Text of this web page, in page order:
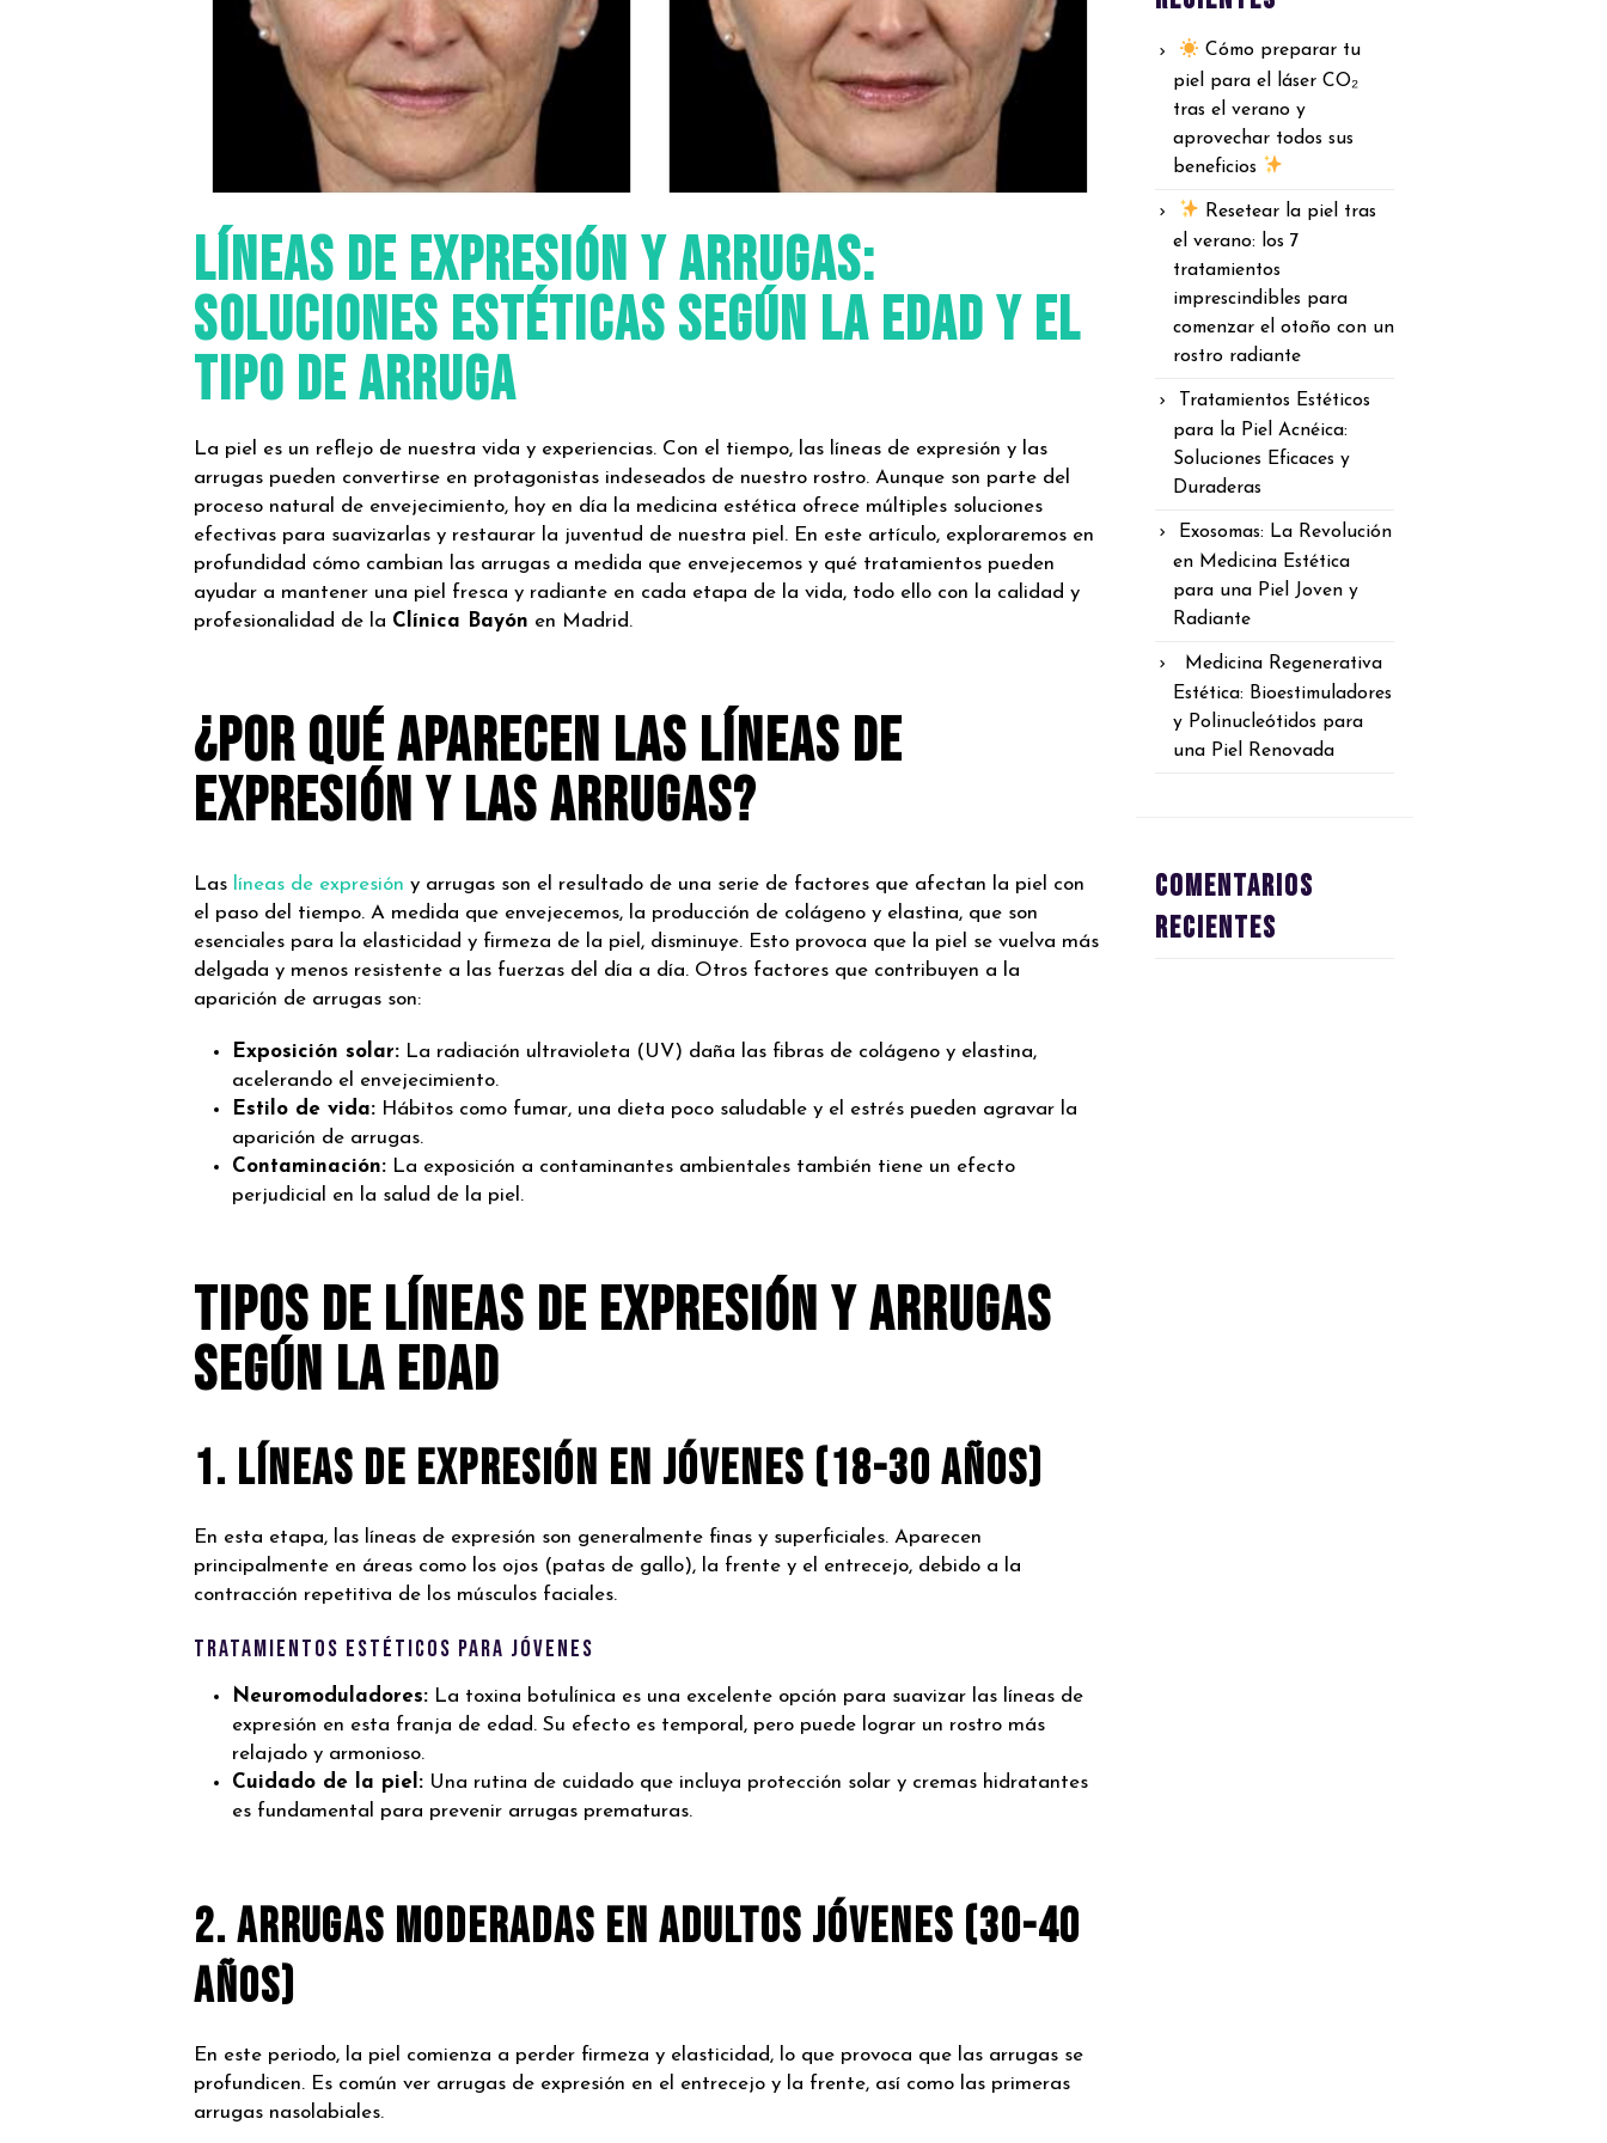
Líneas de expresión y arrugas:
Soluciones estéticas según la edad y el
tipo de arruga
La piel es un reflejo de nuestra vida y experiencias. Con el tiempo, las líneas de expresión y las
arrugas pueden convertirse en protagonistas indeseados de nuestro rostro. Aunque son parte del
proceso natural de envejecimiento, hoy en día la medicina estética ofrece múltiples soluciones
efectivas para suavizarlas y restaurar la juventud de nuestra piel. En este artículo, exploraremos en
profundidad cómo cambian las arrugas a medida que envejecemos y qué tratamientos pueden
ayudar a mantener una piel fresca y radiante en cada etapa de la vida, todo ello con la calidad y
profesionalidad de la Clínica Bayón en Madrid.
¿Por qué aparecen las líneas de
expresión y las arrugas?
Las líneas de expresión y arrugas son el resultado de una serie de factores que afectan la piel con
el paso del tiempo. A medida que envejecemos, la producción de colágeno y elastina, que son
esenciales para la elasticidad y firmeza de la piel, disminuye. Esto provoca que la piel se vuelva más
delgada y menos resistente a las fuerzas del día a día. Otros factores que contribuyen a la
aparición de arrugas son:
Exposición solar: La radiación ultravioleta (UV) daña las fibras de colágeno y elastina,
acelerando el envejecimiento.
Estilo de vida: Hábitos como fumar, una dieta poco saludable y el estrés pueden agravar la
aparición de arrugas.
Contaminación: La exposición a contaminantes ambientales también tiene un efecto
perjudicial en la salud de la piel.
Tipos de líneas de expresión y arrugas
según la edad
1. Líneas de Expresión en Jóvenes (18-30 años)
En esta etapa, las líneas de expresión son generalmente finas y superficiales. Aparecen
principalmente en áreas como los ojos (patas de gallo), la frente y el entrecejo, debido a la
contracción repetitiva de los músculos faciales.
Tratamientos Estéticos para Jóvenes
Neuromoduladores: La toxina botulínica es una excelente opción para suavizar las líneas de
expresión en esta franja de edad. Su efecto es temporal, pero puede lograr un rostro más
relajado y armonioso.
Cuidado de la piel: Una rutina de cuidado que incluya protección solar y cremas hidratantes
es fundamental para prevenir arrugas prematuras.
2. Arrugas Moderadas en Adultos Jóvenes (30-40
años)
En este periodo, la piel comienza a perder firmeza y elasticidad, lo que provoca que las arrugas se
profundicen. Es común ver arrugas de expresión en el entrecejo y la frente, así como las primeras
arrugas nasolabiales.
Cómo preparar tu
piel para el láser CO₂
tras el verano y
aprovechar todos sus
beneficios
Resetear la piel tras
el verano: los 7
tratamientos
imprescindibles para
comenzar el otoño con un
rostro radiante
Tratamientos Estéticos
para la Piel Acnéica:
Soluciones Eficaces y
Duraderas
Exosomas: La Revolución
en Medicina Estética
para una Piel Joven y
Radiante
Medicina Regenerativa
Estética: Bioestimuladores
y Polinucleótidos para
una Piel Renovada
Comentarios
recientes